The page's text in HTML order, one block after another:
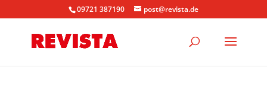
09721 387190 post@revista.de